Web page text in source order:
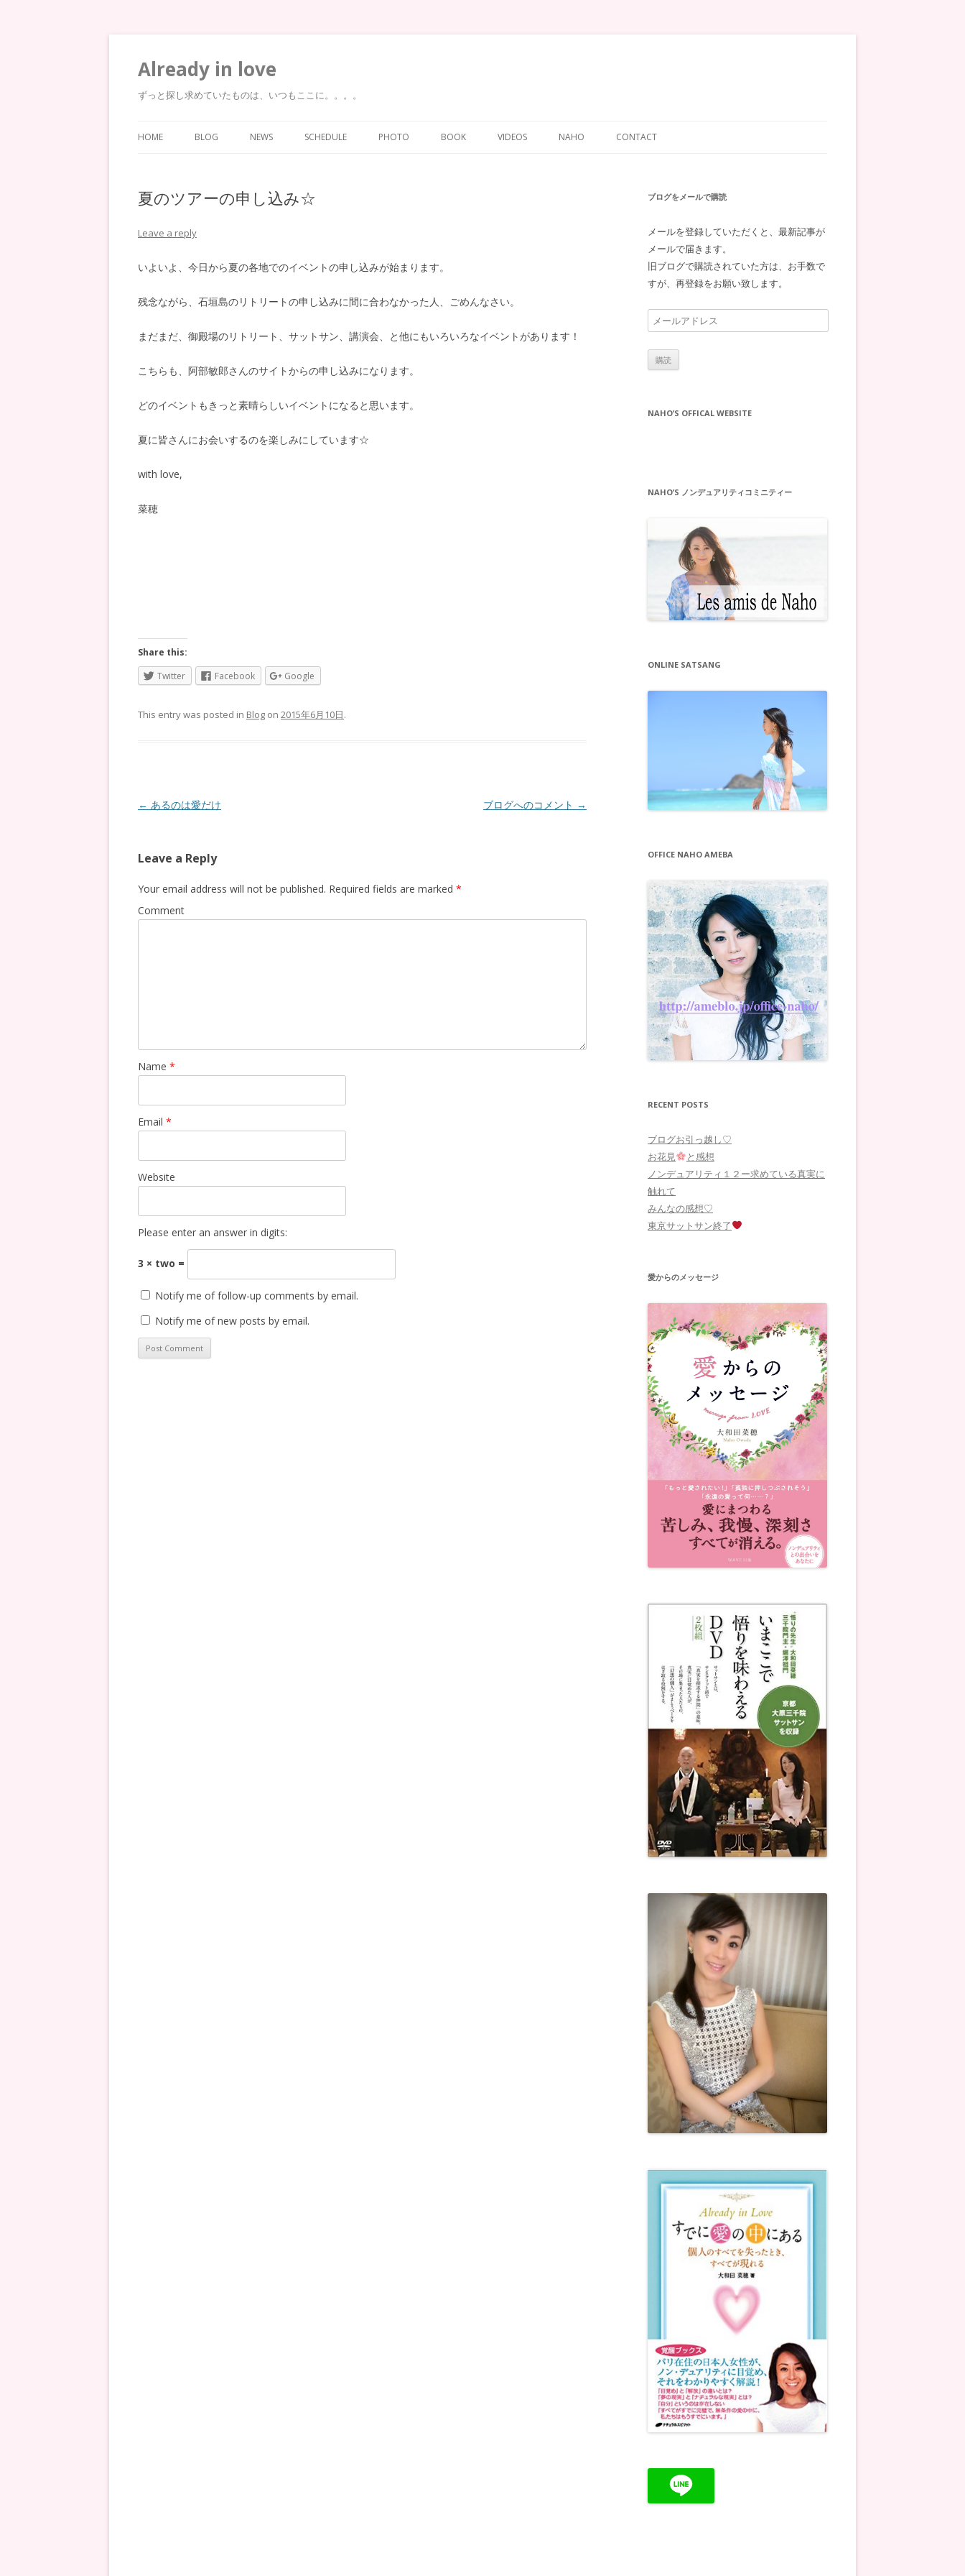
Already in love
ずっと探し求めていたものは、いつもここに。。。。
HOME BLOG NEWS SCHEDULE PHOTO BOOK VIDEOS NAHO CONTACT
夏のツアーの申し込み☆
Leave a reply
いよいよ、今日から夏の各地でのイベントの申し込みが始まります。
残念ながら、石垣島のリトリートの申し込みに間に合わなかった人、ごめんなさい。
まだまだ、御殿場のリトリート、サットサン、講演会、と他にもいろいろなイベントがあります！
こちらも、阿部敏郎さんのサイトからの申し込みになります。
どのイベントもきっと素晴らしいイベントになると思います。
夏に皆さんにお会いするのを楽しみにしています☆
with love,
菜穂
Share this:
Twitter
Facebook Google
This entry was posted in Blog on 2015年6月10日.
Post
← あるのは愛だけ ブログへのコメント →
Leave a Reply
Your email address will not be published. Required fields are marked *
Comment
Name *
Email *
Website
Please enter an answer in digits:
3 × two =
Notify me of follow-up comments by email.
Notify me of new posts by email.
ブログをメールで購読
メールを登録していただくと、最新記事が
メールで届きます。
旧ブログで購読されていた方は、お手数で
すが、再登録をお願い致します。
メ
ー
ル
ア
NAHO’S OFFICAL WEBSITE
NAHO’S ノンデュアリティコミニティー
ONLINE SATSANG
OFFICE NAHO AMEBA
RECENT POSTS
ブログお引っ越し♡
お花見
と感想
ノンデュアリティ１２ー求めている真実に
触れて
みんなの感想♡
東京サットサン終了
愛からのメッセージ